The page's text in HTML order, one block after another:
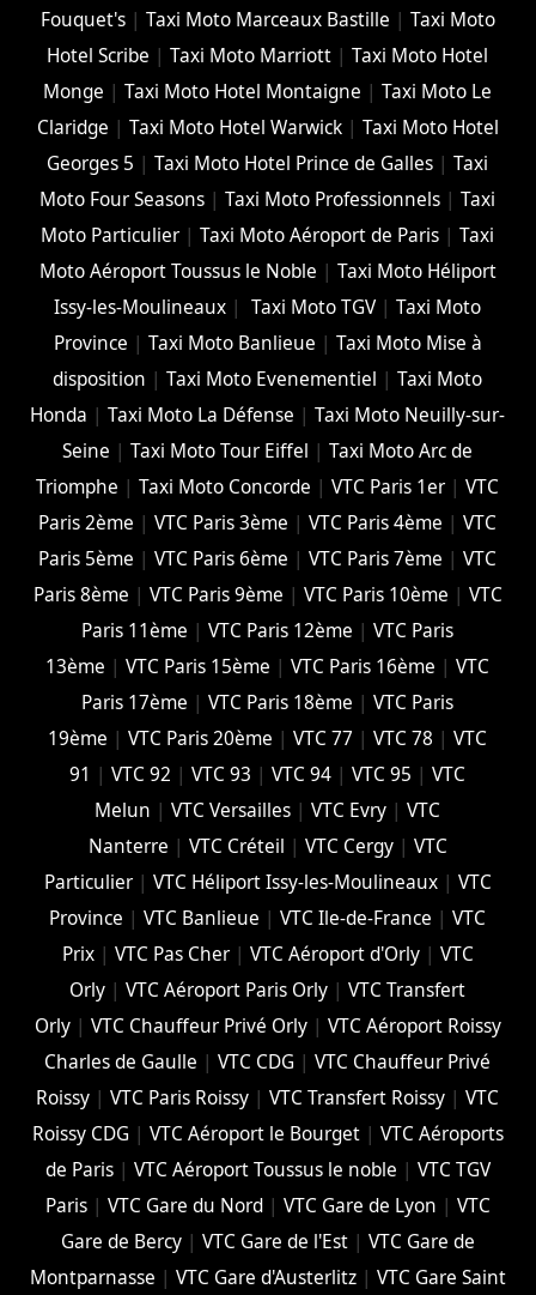
Fouquet's| Taxi Moto Marceaux Bastille | Taxi Moto
Hotel Scribe |Taxi Moto Marriott |Taxi Moto Hotel
Monge |Taxi Moto Hotel Montaigne |Taxi Moto Le
Claridge | Taxi Moto Hotel Warwick| Taxi Moto Hotel
Georges 5 |Taxi Moto Hotel Prince de Galles |Taxi
Moto Four Seasons |Taxi Moto Professionnels |Taxi
Moto Particulier |Taxi Moto Aéroport de Paris |Taxi
Moto Aéroport Toussus le Noble | Taxi Moto Héliport
Issy-les-Moulineaux | Taxi Moto TGV|Taxi Moto
Province | Taxi Moto Banlieue | Taxi Moto Mise à
disposition |Taxi Moto Evenementiel |Taxi Moto
Honda |Taxi Moto La Défense |Taxi Moto Neuilly-sur-
Seine |Taxi Moto Tour Eiffel |Taxi Moto Arc de
Triomphe |Taxi Moto Concorde |VTC Paris 1er |VTC
Paris 2ème |VTC Paris 3ème |VTC Paris 4ème |VTC
Paris 5ème |VTC Paris 6ème |VTC Paris 7ème |VTC
Paris 8ème | VTC Paris 9ème | VTC Paris 10ème | VTC
Paris 11ème |VTC Paris 12ème |VTC Paris
13ème |VTC Paris 15ème |VTC Paris 16ème |VTC
Paris 17ème |VTC Paris 18ème |VTC Paris
19ème |VTC Paris 20ème |VTC 77 |VTC 78 |VTC
91 |VTC 92 |VTC 93 |VTC 94 |VTC 95 |VTC
Melun |VTC Versailles |VTC Evry |VTC
Nanterre | VTC Créteil | VTC Cergy| VTC
Particulier| VTC Héliport Issy-les-Moulineaux| VTC
Province |VTC Banlieue |VTC Ile-de-France |VTC
Prix| VTC Pas Cher| VTC Aéroport d'Orly| VTC
Orly |VTC Aéroport Paris Orly |VTC Transfert
Orly| VTC Chauffeur Privé Orly| VTC Aéroport Roissy
Charles de Gaulle |VTC CDG |VTC Chauffeur Privé
Roissy |VTC Paris Roissy |VTC Transfert Roissy |VTC
Roissy CDG | VTC Aéroport le Bourget| VTC Aéroports
de Paris| VTC Aéroport Toussus le noble | VTC TGV
Paris| VTC Gare du Nord| VTC Gare de Lyon | VTC
Gare de Bercy| VTC Gare de l'Est| VTC Gare de
Montparnasse | VTC Gare d'Austerlitz| VTC Gare Saint